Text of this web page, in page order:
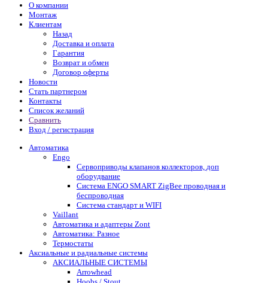
О компании
Монтаж
Клиентам
Назад
Доставка и оплата
Гарантия
Возврат и обмен
Договор оферты
Новости
Стать партнером
Контакты
Список желаний
Сравнить
Вход / регистрация
Автоматика
Engo
Сервоприводы клапанов коллекторов, доп
оборудвание
Система ENGO SMART ZigBee проводная и
беспроводная
Система стандарт и WIFI
Vaillant
Автоматика и адаптеры Zont
Автоматика: Разное
Термостаты
Аксиальные и радиальные системы
АКСИАЛЬНЫЕ СИСТЕМЫ
Arrowhead